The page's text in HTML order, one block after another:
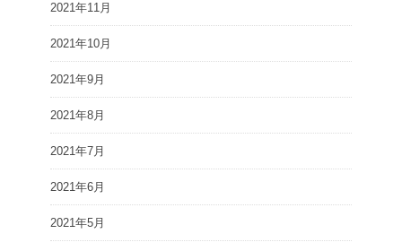
2021年11月
2021年10月
2021年9月
2021年8月
2021年7月
2021年6月
2021年5月